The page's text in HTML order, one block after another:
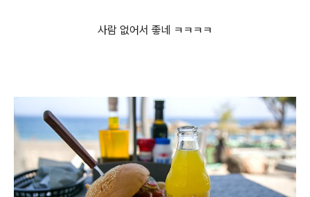
사람 없어서 좋네 ㅋㅋㅋㅋ